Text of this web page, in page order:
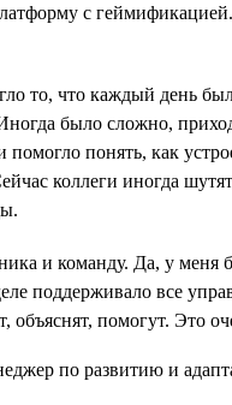
с
то, что каждый день
было сложно,
понять, как
коллеги иногда
и команду. Да, у
поддерживало все
объяснят, помогут. Это